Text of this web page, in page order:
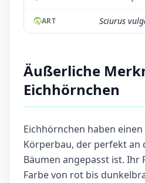
ART Sciurus
Äußerliche
Eichhörnchen
Eichhörnchen haben
Körperbau, der perfekt an
Bäumen angepasst ist. Ihr
Farbe von rot bis